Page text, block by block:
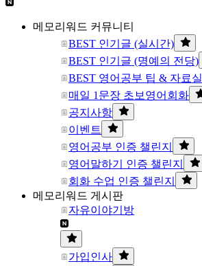
메모리워드 커뮤니티
BEST 인기글 (실시간)
BEST 인기글 (명예의 전당)
BEST 영어공부 팁 & 자료실
매일 1문장 초보영어회화
공지사항
이벤트
영어공부 인증 챌린지
영어말하기 인증 챌린지
회화 수업 인증 챌린지
메모리워드 게시판
자유이야기방
가입인사